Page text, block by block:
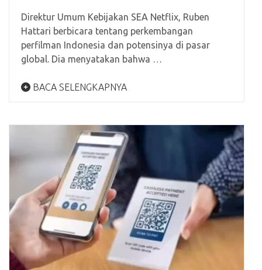
Direktur Umum Kebijakan SEA Netflix, Ruben
Hattari berbicara tentang perkembangan
perfilman Indonesia dan potensinya di pasar
global. Dia menyatakan bahwa …
BACA SELENGKAPNYA